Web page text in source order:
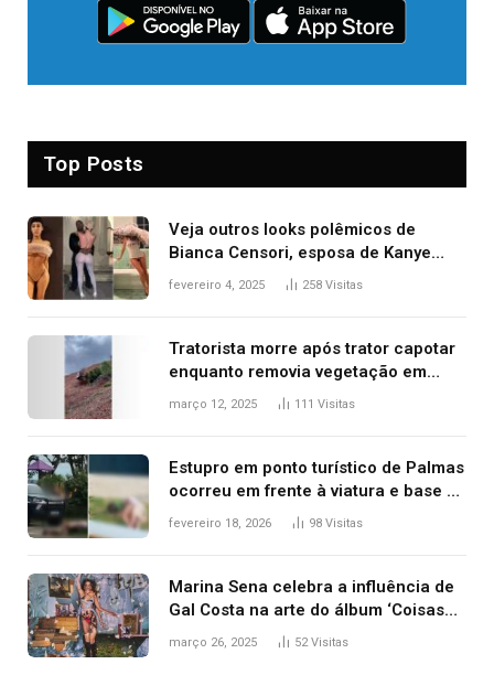
Top Posts
Veja outros looks polêmicos de
Bianca Censori, esposa de Kanye
West que apareceu nua no Grammy
fevereiro 4, 2025 258 Visitas
Tratorista morre após trator capotar
enquanto removia vegetação em
ribanceira de rodovia
março 12, 2025 111 Visitas
Estupro em ponto turístico de Palmas
ocorreu em frente à viatura e base de
segurança; polícia investiga
fevereiro 18, 2026 98 Visitas
Marina Sena celebra a influência de
Gal Costa na arte do álbum ‘Coisas
naturais’
março 26, 2025 52Visitas